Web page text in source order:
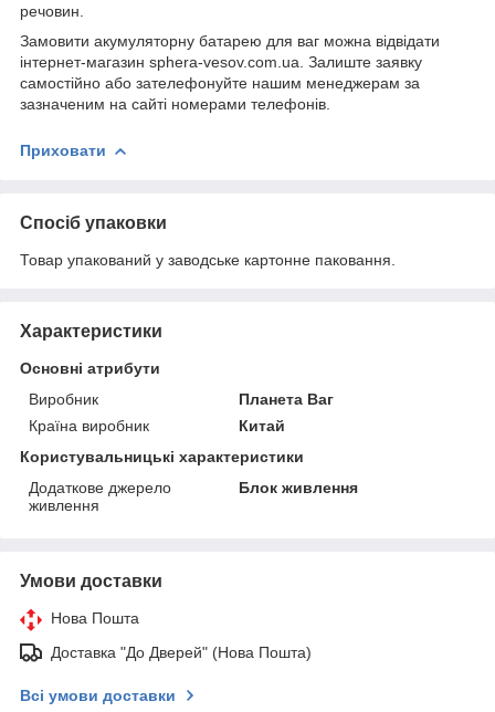
речовин.
Замовити акумуляторну батарею для ваг можна відвідати
інтернет-магазин sphera-vesov.com.ua. Залиште заявку
самостійно або зателефонуйте нашим менеджерам за
зазначеним на сайті номерами телефонів.
Приховати
Спосіб упаковки
Товар упакований у заводське картонне паковання.
Характеристики
Основні атрибути
Виробник
Планета Ваг
Країна виробник
Китай
Користувальницькі характеристики
Додаткове джерело
живлення
Блок живлення
Умови доставки
Нова Пошта
Доставка "До Дверей" (Нова Пошта)
Всі умови доставки